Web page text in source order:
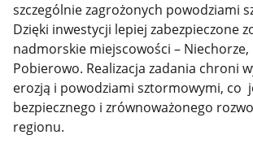
szczególnie zagrożonych powodziami
Dzięki inwestycji lepiej zabezpieczone
nadmorskie miejscowości – Niechorze,
Pobierowo. Realizacja zadania chroni
erozją i powodziami sztormowymi, co
bezpiecznego i zrównoważonego
regionu.